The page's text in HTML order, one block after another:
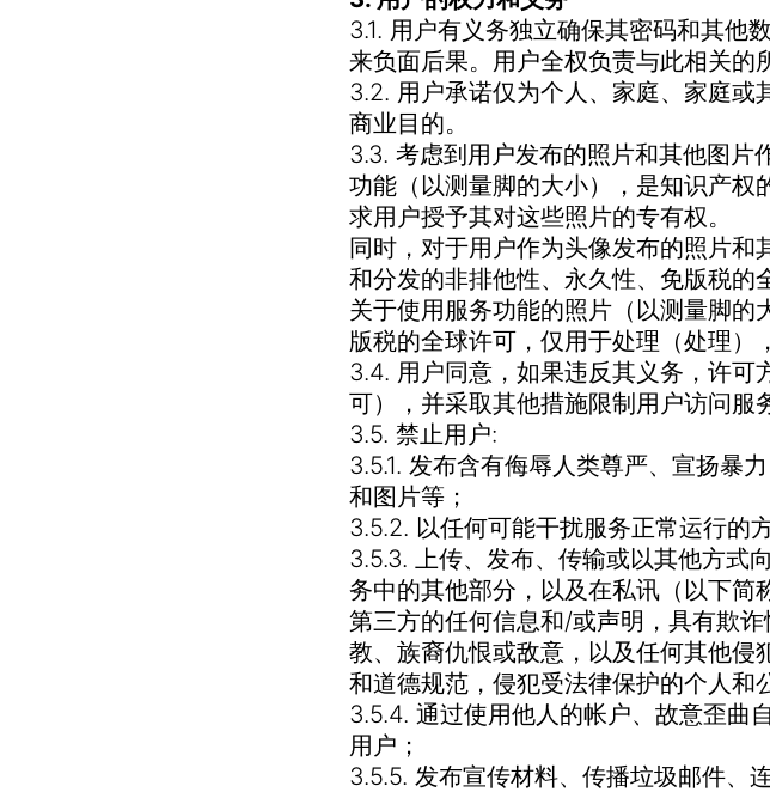
3.1. 用户有义务独立确保其密码和其他
来负面后果。用户全权负责与此相关的
3.2. 用户承诺仅为个人、家庭、家庭
商业目的。
3.3. 考虑到用户发布的照片和其他图片
功能（以测量脚的大小），是知识产
求用户授予其对这些照片的专有权。
同时，对于用户作为头像发布的照片
和分发的非排他性、永久性、免版税的
关于使用服务功能的照片（以测量脚
版税的全球许可，仅用于处理（处理）
3.4. 用户同意，如果违反其义务，许
可），并采取其他措施限制用户访问服
3.5. 禁止用户:
3.5.1. 发布含有侮辱人类尊严、宣扬暴
和图片等；
3.5.2. 以任何可能干扰服务正常运行的
3.5.3. 上传、发布、传输或以其他方式
务中的其他部分，以及在私讯（以下
第三方的任何信息和/或声明，具有欺
教、族裔仇恨或敌意，以及任何其他
和道德规范，侵犯受法律保护的个人和
3.5.4. 通过使用他人的帐户、故意歪曲
用户；
3.5.5. 发布宣传材料、传播垃圾邮件、